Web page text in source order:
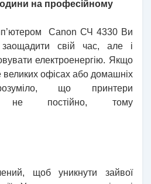
на професійному
Canon СЧ 4330 Ви
свій час, але і
електроенергію. Якщо
офісах або домашніх
що принтери
не постійно, тому
щоб уникнути зайвої